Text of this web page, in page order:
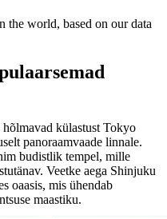
world, based on our data
hõlmavad külastust Tokyo
panoraamvaade linnale.
budistlik tempel, mille
Veetke aega Shinjuku
oaasis, mis ühendab
maastiku.